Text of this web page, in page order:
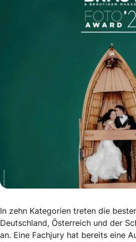
In zehn Kategorien treten die
Deutschland, Österreich und der
an. Eine Fachjury hat bereits eine